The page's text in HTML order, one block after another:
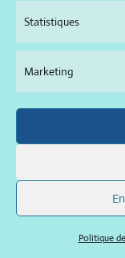
Statistiques
Marketing
Politique
Petite
Lire la suite
Maison Hascoet